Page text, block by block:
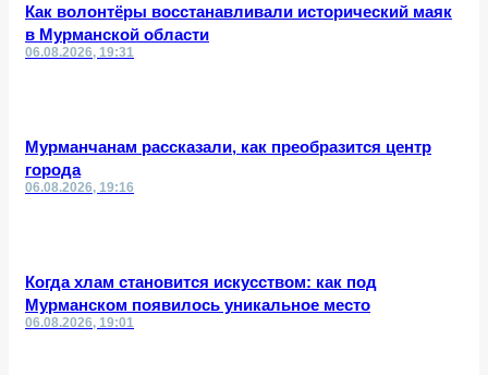
Как волонтёры восстанавливали исторический маяк
в Мурманской области
06.08.2026, 19:31
Мурманчанам рассказали, как преобразится центр
города
06.08.2026, 19:16
Когда хлам становится искусством: как под
Мурманском появилось уникальное место
06.08.2026, 19:01